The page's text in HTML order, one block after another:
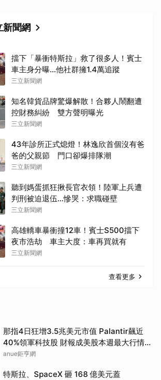
新聞網
擋下「暴衝特斯拉」救了很多人！賓士
車主身分曝…他社群擁1.4萬追蹤
三立新聞網
知名韓貨品牌驚爆解散！合夥人鬧翻遭
控財務糾紛 雙方聲明曝光
三立新聞網
43年診所正式熄燈！林逸欣首個沒有爸
爸的父親節 門口卻爆排隊潮
三立新聞網
聽到媽蛋抓狂揪長官衣領！陸軍上兵遭
判刑被迫退伍…慘哭：求職碰壁
三立新聞網
高雄轎車暴衝撞12車！賓士S500擋下
夜市浩劫 車主大度：車再買就有
三立新聞網
查看更多
那指4日狂增3.5兆美元市值 Palantir飆近
40%領軍科技股 財報成美股本週最大行情推
手
anue鉅亨網
特斯拉、SpaceX 砸 168 億美元蓋